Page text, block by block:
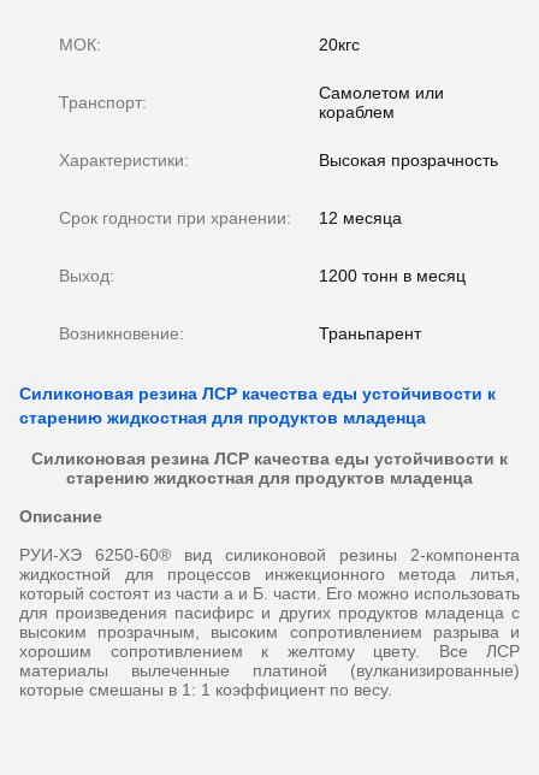
МОК: 20кгс
Транспорт:
Самолетом или
кораблем
Характеристики: Высокая прозрачность
Срок годности при хранении: 12 месяца
Выход: 1200 тонн в месяц
Возникновение: Траньпарент
Силиконовая резина ЛСР качества еды устойчивости к
старению жидкостная для продуктов младенца
Силиконовая резина ЛСР качества еды устойчивости к
старению жидкостная для продуктов младенца
Описание
РУИ-ХЭ 6250-60® вид силиконовой резины 2-компонента
жидкостной для процессов инжекционного метода литья,
который состоят из части а и Б. части. Его можно использовать
для произведения пасифирс и других продуктов младенца с
высоким прозрачным, высоким сопротивлением разрыва и
хорошим сопротивлением к желтому цвету. Все ЛСР
материалы вылеченные платиной (вулканизированные)
которые смешаны в 1: 1 коэффициент по весу.